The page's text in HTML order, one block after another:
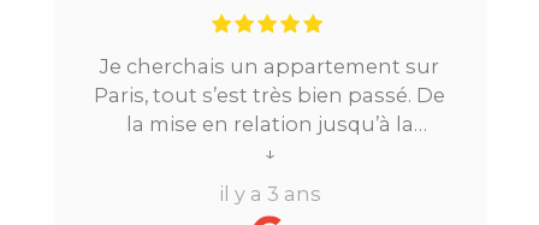
Je cherchais un appartement sur
Paris, tout s’est très bien passé. De
la mise en relation jusqu’à la
location. Le digital qui fait gagner
beaucoup de temps ne fait pas
perdre l’aspect humain ce qui est
↓
il y a 3 ans